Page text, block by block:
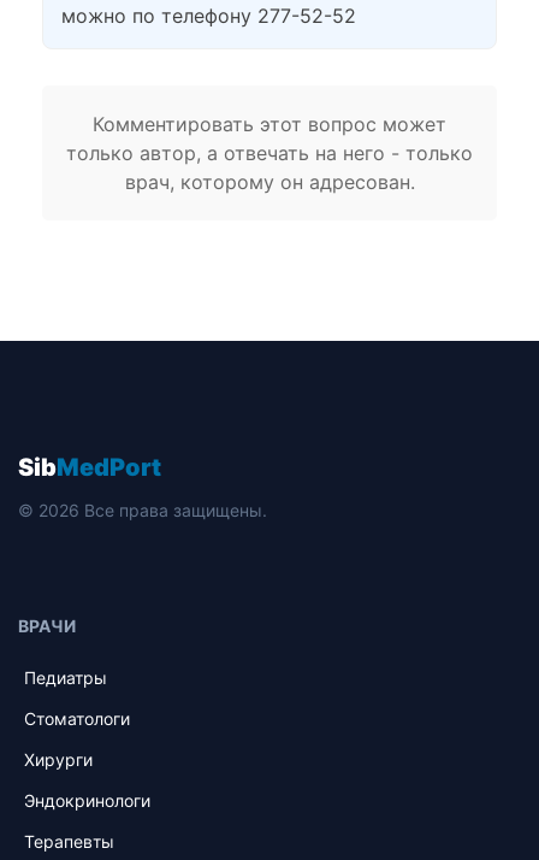
можно по телефону 277-52-52
Комментировать этот вопрос может
только автор, а отвечать на него - только
врач, которому он адресован.
SibMedPort
© 2026 Все права защищены.
ВРАЧИ
Педиатры
Стоматологи
Хирурги
Эндокринологи
Терапевты